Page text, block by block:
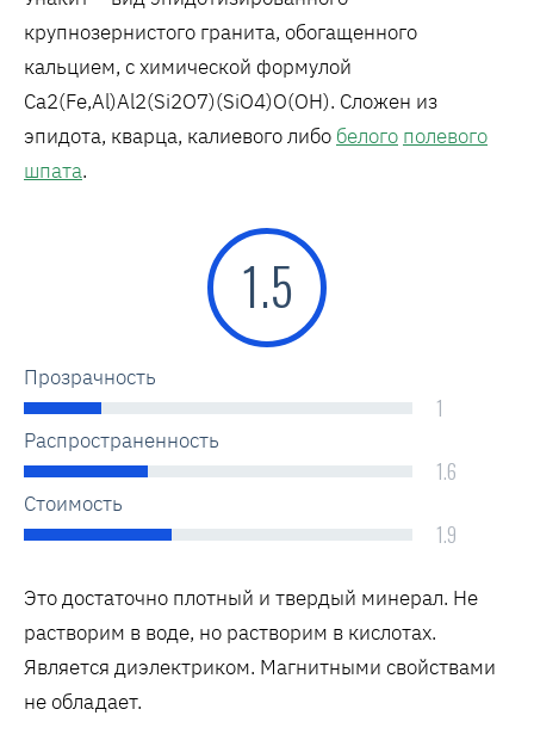
крупнозернистого гранита, обогащенного
кальцием, с химической формулой
Ca2(Fe,Al)Al2(Si2O7)(SiO4)O(OH). Сложен из
эпидота, кварца, калиевого либо белого полевого
шпата.
1.5
Прозрачность
1
Распространенность
1.6
Стоимость
1.9
Это достаточно плотный и твердый минерал. Не
растворим в воде, но растворим в кислотах.
Является диэлектриком. Магнитными свойствами
не обладает.